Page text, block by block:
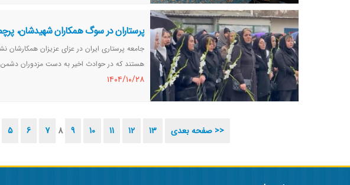
پرستاران در سوگ همکاران شهیدشان،
جامعه پرستاری ایران در عزای عزیزان همکارشان
هستند که در حوادث اخیر به دست مزدوران
١٤٠٤/١٠/٢٨
5 6 7 8 9 10 11 12 13 صفحه بعدی >>